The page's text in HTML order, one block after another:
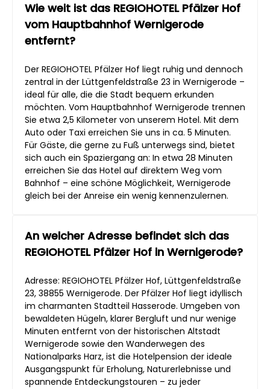
Wie weit ist das REGIOHOTEL Pfälzer Hof
vom Hauptbahnhof Wernigerode
entfernt?
Der REGIOHOTEL Pfälzer Hof liegt ruhig und dennoch
zentral in der Lüttgenfeldstraße 23 in Wernigerode –
ideal für alle, die die Stadt bequem erkunden
möchten. Vom Hauptbahnhof Wernigerode trennen
Sie etwa 2,5 Kilometer von unserem Hotel. Mit dem
Auto oder Taxi erreichen Sie uns in ca. 5 Minuten.
Für Gäste, die gerne zu Fuß unterwegs sind, bietet
sich auch ein Spaziergang an: In etwa 28 Minuten
erreichen Sie das Hotel auf direktem Weg vom
Bahnhof – eine schöne Möglichkeit, Wernigerode
gleich bei der Anreise ein wenig kennenzulernen.
An welcher Adresse befindet sich das
REGIOHOTEL Pfälzer Hof in Wernigerode?
Adresse: REGIOHOTEL Pfälzer Hof, Lüttgenfeldstraße
23, 38855 Wernigerode. Der Pfälzer Hof liegt idyllisch
im charmanten Stadtteil Hasserode. Umgeben von
bewaldeten Hügeln, klarer Bergluft und nur wenige
Minuten entfernt von der historischen Altstadt
Wernigerode sowie den Wanderwegen des
Nationalparks Harz, ist die Hotelpension der ideale
Ausgangspunkt für Erholung, Naturerlebnisse und
spannende Entdeckungstouren – zu jeder